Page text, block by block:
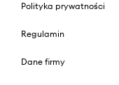
Polityka prywatności
Regulamin
Dane firmy